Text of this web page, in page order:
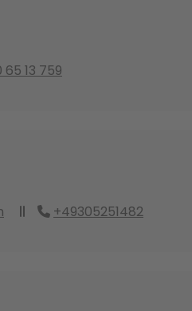
65 13 759
+49305251482